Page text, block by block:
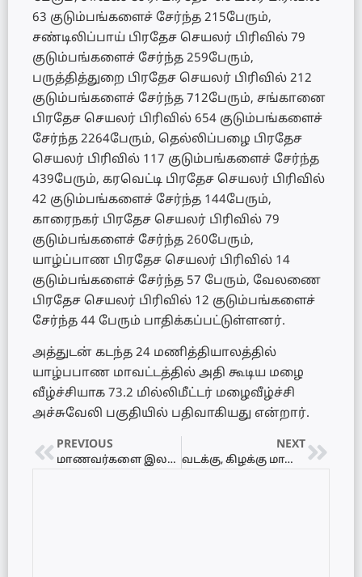
63 குடும்பங்களைச் சேர்ந்த 215பேரும்,
சண்டிலிப்பாய் பிரதேச செயலர் பிரிவில் 79
குடும்பங்களைச் சேர்ந்த 259பேரும்,
பருத்தித்துறை பிரதேச செயலர் பிரிவில் 212
குடும்பங்களைச் சேர்ந்த 712பேரும், சங்கானை
பிரதேச செயலர் பிரிவில் 654 குடும்பங்களைச்
சேர்ந்த 2264பேரும், தெல்லிப்பழை பிரதேச
செயலர் பிரிவில் 117 குடும்பங்களைச் சேர்ந்த
439பேரும், கரவெட்டி பிரதேச செயலர் பிரிவில்
42 குடும்பங்களைச் சேர்ந்த 144பேரும்,
காரைநகர் பிரதேச செயலர் பிரிவில் 79
குடும்பங்களைச் சேர்ந்த 260பேரும்,
யாழ்ப்பாண பிரதேச செயலர் பிரிவில் 14
குடும்பங்களைச் சேர்ந்த 57 பேரும், வேலணை
பிரதேச செயலர் பிரிவில் 12 குடும்பங்களைச்
சேர்ந்த 44 பேரும் பாதிக்கப்பட்டுள்ளனர்.
அத்துடன் கடந்த 24 மணித்தியாலத்தில்
யாழ்பபாண மாவட்டத்தில் அதி கூடிய மழை
வீழ்ச்சியாக 73.2 மில்லிமீட்டர் மழைவீழ்ச்சி
அச்சுவேலி பகுதியில் பதிவாகியது என்றார்.
PREVIOUS
மாணவர்களை இலக்கு வைத்து யாழ்ப்பாணத்தில் போதைப்பொருள் விநியோகத்தில் ஈடுபட்ட அறுவர் கைது!
NEXT
வடக்கு, கிழக்கு மாகாணங்களில் இன்றும் மழை – எச்சரிக்கை..!